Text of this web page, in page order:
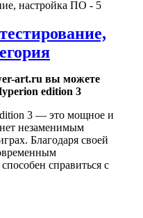
art.ru вы можете
edition 3
3 — это мощное и
незаменимым
Благодаря своей
справиться с